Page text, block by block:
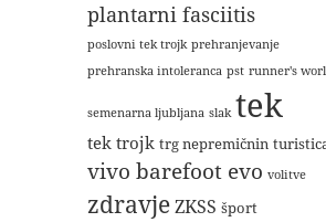
plantarni fasciitis
poslovni tek trojk prehranjevanje
prehranska intoleranca pst runner's
semenarna ljubljana slak tek
tek trojk trg nepremičnin
vivo barefoot evo volitve
zdravjeZKSS šport